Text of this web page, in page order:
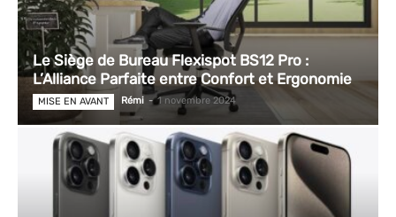
Le Siège de Bureau Flexispot BS12 Pro :
L’Alliance Parfaite entre Confort et Ergonomie
MISE EN AVANT Rémi - 1 novembre 2024